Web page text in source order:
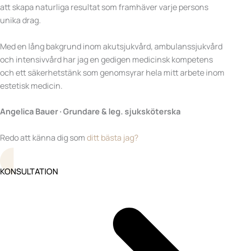
att skapa naturliga resultat som framhäver varje persons
unika drag.
Med en lång bakgrund inom akutsjukvård, ambulanssjukvård
och intensivvård har jag en gedigen medicinsk kompetens
och ett säkerhetstänk som genomsyrar hela mitt arbete inom
estetisk medicin.
Angelica Bauer · Grundare & leg. sjuksköterska
Redo att känna dig somditt bästa jag?
KONSULTATION